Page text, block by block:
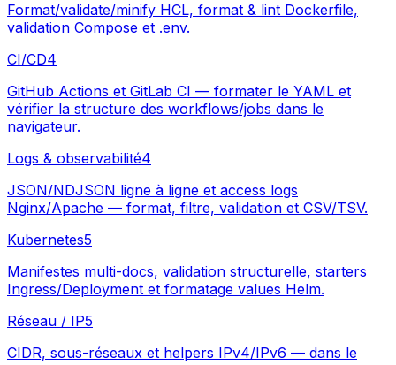
Format/validate/minify HCL, format & lint Dockerfile,
validation Compose et .env.
CI/CD4
GitHub Actions et GitLab CI — formater le YAML et
vérifier la structure des workflows/jobs dans le
navigateur.
Logs & observabilité4
JSON/NDJSON ligne à ligne et access logs
Nginx/Apache — format, filtre, validation et CSV/TSV.
Kubernetes5
Manifestes multi-docs, validation structurelle, starters
Ingress/Deployment et formatage values Helm.
Réseau / IP5
CIDR, sous-réseaux et helpers IPv4/IPv6 — dans le